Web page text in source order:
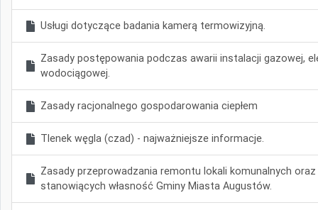
Usługi dotyczące badania kamerą termowizyjną.
Zasady postępowania podczas awarii instalacji gazowej,
wodociągowej.
Zasady racjonalnego gospodarowania ciepłem
Tlenek węgla (czad) - najważniejsze informacje.
Zasady przeprowadzania remontu lokali komunalnych
stanowiących własność Gminy Miasta Augustów.